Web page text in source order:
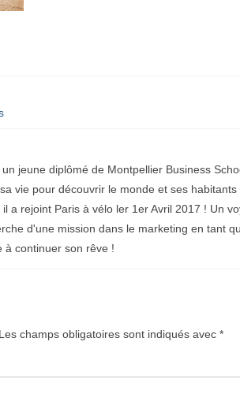
jeune diplômé de Montpellier Business
vie pour découvrir le monde et ses habitants
a rejoint Paris à vélo ler 1er Avril 2017 ! Un
d'une mission dans le marketing en tant
à continuer son rêve !
Les champs obligatoires sont indiqués avec *